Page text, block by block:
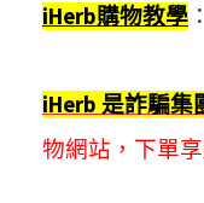
iHerb購物教學
iHerb 是詐騙集
物網站，下單